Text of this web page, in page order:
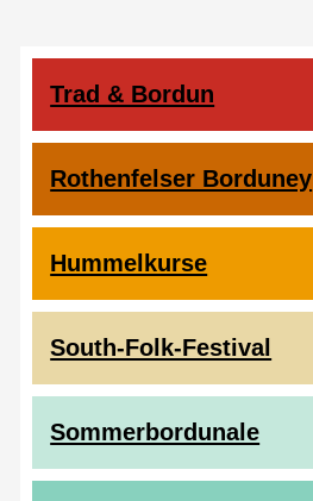
Trad & Bordun
Rothenfelser Borduney
Hummelkurse
South-Folk-Festival
Sommerbordunale